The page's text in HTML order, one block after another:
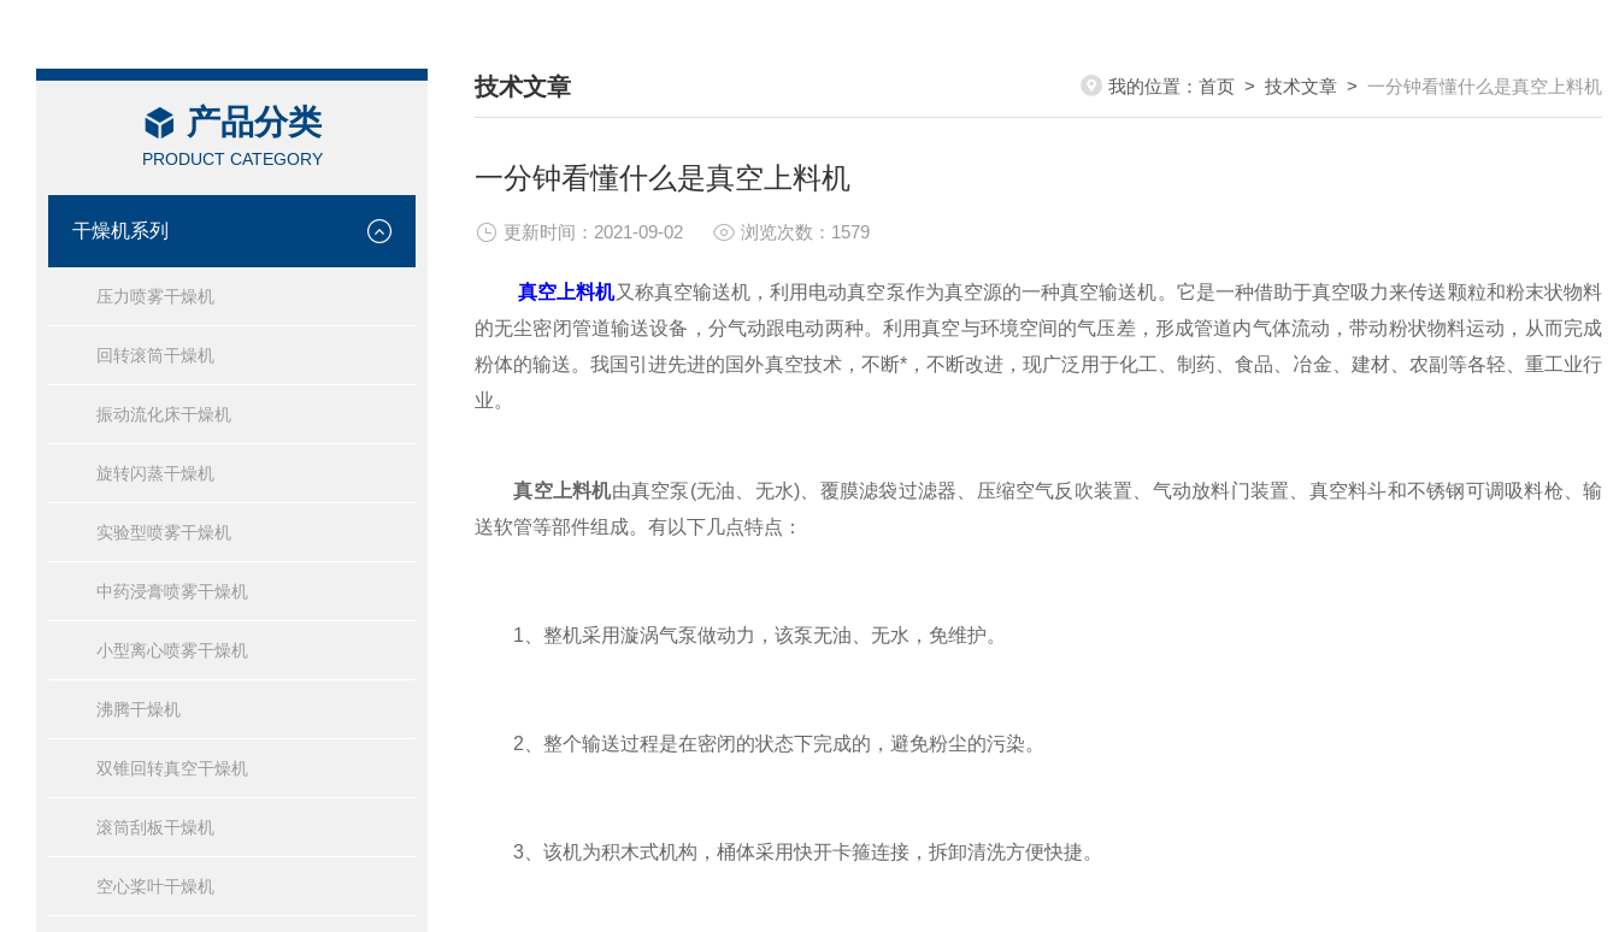
产品分类
PRODUCT CATEGORY
干燥机系列
压力喷雾干燥机
回转滚筒干燥机
振动流化床干燥机
旋转闪蒸干燥机
实验型喷雾干燥机
中药浸膏喷雾干燥机
小型离心喷雾干燥机
沸腾干燥机
双锥回转真空干燥机
滚筒刮板干燥机
空心桨叶干燥机
技术文章
/ TECHNICAL ARTICLES
我的位置： 首页 > 技术文章 > 一分钟看懂什么是真空上料机
一分钟看懂什么是真空上料机
更新时间：2021-09-02 浏览次数：1579
真空上料机又称真空输送机，利用电动真空泵作为真空源的一种真空输送机。它是一种借助于真空吸力来传送颗粒和粉末状物料
的无尘密闭管道输送设备，分气动跟电动两种。利用真空与环境空间的气压差，形成管道内气体流动，带动粉状物料运动，从而完成
粉体的输送。我国引进先进的国外真空技术，不断*，不断改进，现广泛用于化工、制药、食品、冶金、建材、农副等各轻、重工业行
业。
真空上料机由真空泵(无油、无水)、覆膜滤袋过滤器、压缩空气反吹装置、气动放料门装置、真空料斗和不锈钢可调吸料枪、输
送软管等部件组成。有以下几点特点：
1、整机采用漩涡气泵做动力，该泵无油、无水，免维护。
2、整个输送过程是在密闭的状态下完成的，避免粉尘的污染。
3、该机为积木式机构，桶体采用快开卡箍连接，拆卸清洗方便快捷。